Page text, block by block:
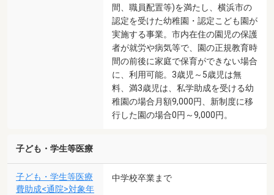
間、職員配置等)を満たし、横浜市の
認定を受けた幼稚園・認定こども園が
実施する事業。市内在住の園児の保護
者が就労や病気等で、園の正規教育時
間の前後に家庭で保育ができない場合
に、利用可能。3歳児～5歳児は無
料、満3歳児は、私学助成を受ける幼
稚園の場合月額9,000円、新制度に移
行した園の場合0円～9,000円。
子ども・学生等医療
子ども・学生等医療
費助成<通院>対象年
中学校卒業まで